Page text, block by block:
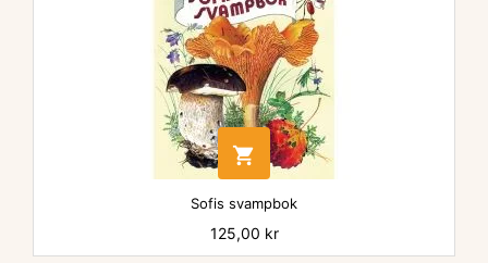

Sofis svampbok
Pris
125,00 kr